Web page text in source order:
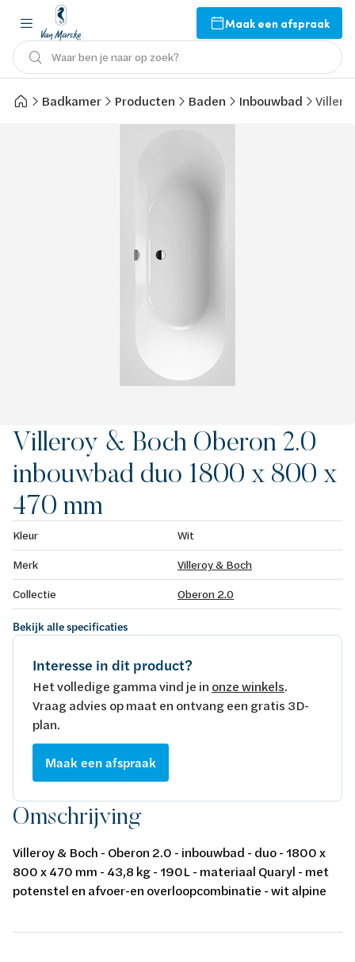
Maak een afspraak
Waar ben je naar op zoek?
Badkamer Producten Baden Inbouwbad
Villeroy & Boch Oberon 2.0
inbouwbad duo 1800 x 800 x
470 mm
Kleur
Wit
Merk
Villeroy & Boch
Collectie
Oberon 2.0
Bekijk alle specificaties
Interesse in dit product?
Het volledige gamma vind je in onze winkels.
Vraag advies op maat en ontvang een gratis 3D-
plan.
Maak een afspraak
Omschrijving
Villeroy & Boch - Oberon 2.0 - inbouwbad - duo - 1800 x
800 x 470 mm - 43,8 kg - 190L - materiaal Quaryl - met
potenstel en afvoer-en overloopcombinatie - wit alpine